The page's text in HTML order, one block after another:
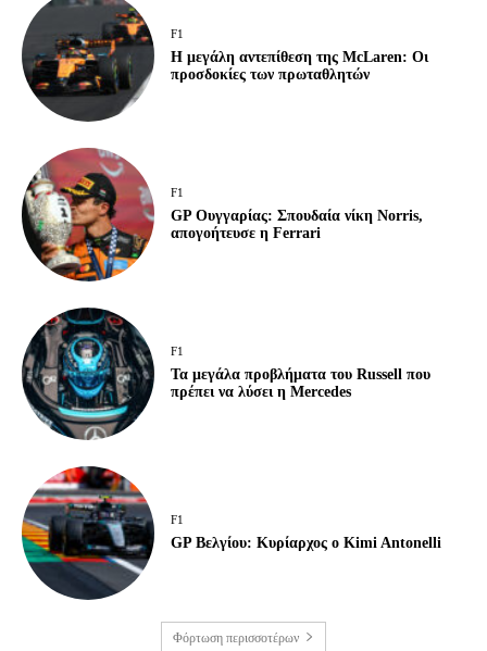
F1
Η μεγάλη αντεπίθεση της McLaren: Οι
προσδοκίες των πρωταθλητών
F1
GP Ουγγαρίας: Σπουδαία νίκη Norris,
απογοήτευσε η Ferrari
F1
Τα μεγάλα προβλήματα του Russell που
πρέπει να λύσει η Mercedes
F1
GP Βελγίου: Κυρίαρχος ο Kimi Antonelli
Φόρτωση περισσοτέρων